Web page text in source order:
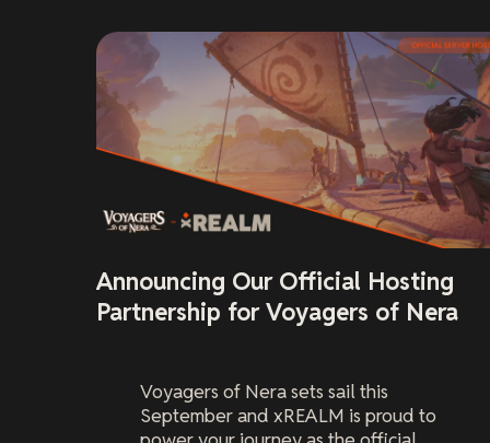
Announcing Our Official Hosting
Partnership for Voyagers of Nera
Voyagers of Nerasets sail this
September and xREALM is proud to